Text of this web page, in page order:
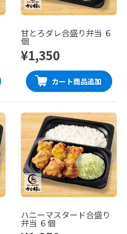
甘とろダレ合盛り弁当 ６
個
¥1,350
カート商品追加
ハニーマスタード合盛り
弁当 ６個